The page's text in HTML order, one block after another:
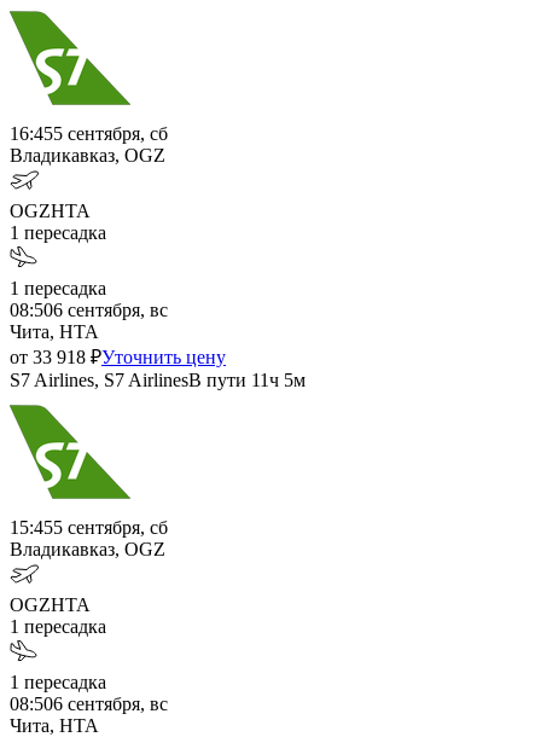
16:455 сентября, сб
Владикавказ, OGZ
OGZHTA
1 пересадка
1 пересадка
08:506 сентября, вс
Чита, HTA
от 33 918 ₽Уточнить цену
S7 Airlines, S7 AirlinesВ пути 11ч 5м
15:455 сентября, сб
Владикавказ, OGZ
OGZHTA
1 пересадка
1 пересадка
08:506 сентября, вс
Чита, HTA